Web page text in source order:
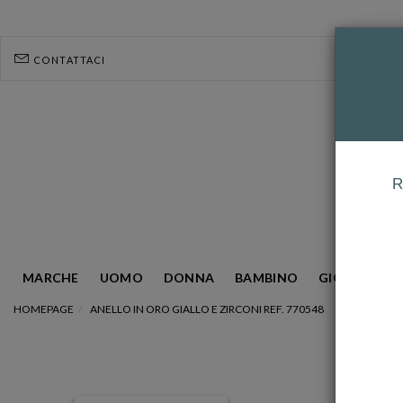
CONTATTACI
MARCHE UOMO DONNA BAMBINO GIOIELLERIA
HOMEPAGE ANELLO IN ORO GIALLO E ZIRCONI REF. 770548